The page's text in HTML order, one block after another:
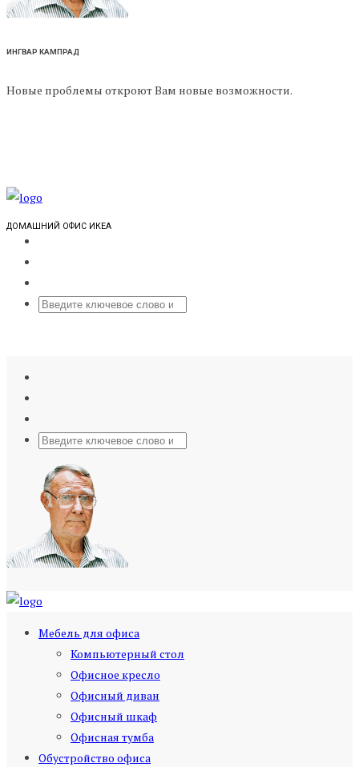
ИНГВАР КАМПРАД
Новые проблемы откроют Вам новые возможности.
ДОМАШНИЙ ОФИС ИКЕА
Мебель для офиса
Компьютерный стол
Офисное кресло
Офисный диван
Офисный шкаф
Офисная тумба
Обустройство офиса